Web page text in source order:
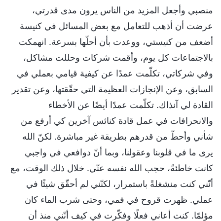
منصبي وأجعل المزيد من الناس يرون مدى قدرتي،
عرضت أن أذهب للتعامل مع بعض المسائل في كنيسة
أضعف من كنيستي، ووعدت بأن أحلّها بسرعة. انهمكت
بالاجتماعات كل يوم، وأقمت شركات وحللت مشاكل،
وفي شركاتي، تكلّمت عمدًا عن كيفية قيامي بعملي في
السابق، وعن الإنجازات العظيمة التي حقّقتها، وعن تقدير
القادة لي آنذاك. تكلّمت عمدًا أيضًا عن الأخطاء
والانحرافات في عمل قادة كنائس آخرين كي أرفع من
شأني وأحطّ من قدرهم بطريقة غير مباشرة. لكنّ الله
يرى ما في قلوبنا وعقولنا، وبما أنّ دوافعي في واجبي
كانت خاطئةً، حجب الله نفسه عنّي. خلال ذلك الوقت، مع
أنّني كنت منشغلةً باستمرار، لكنّني لم أحقّق شيئًا في
عملي. ظهرت قروح في فمي، وحتى شرب الماء كان
مؤلمًا. كنت أعاني فعلًا وفكّرت في كيف أنّني منذ أن